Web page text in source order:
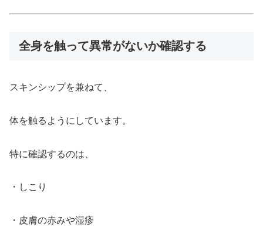
全身を触って異常がないか確認する
スキンシップを兼ねて、
体を触るようにしています。
特に確認するのは、
・しこり
・皮膚の赤みや湿疹